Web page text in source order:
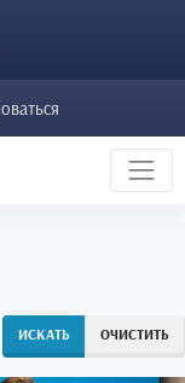
ИСКАТЬ ОЧИСТИТЬ